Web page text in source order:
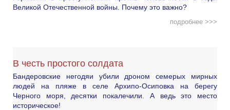
Великой Отечественной войны. Почему это важно?
подробнее >>>
В честь простого солдата
Бандеровские негодяи убили дроном семерых мирных
людей на пляже в селе Архипо-Осиповка на берегу
Черного моря, десятки покалечили. А ведь это место
историческое!